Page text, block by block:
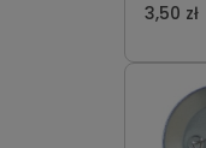
3,50 zł